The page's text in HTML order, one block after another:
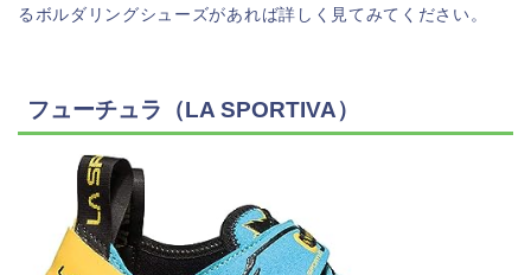
るボルダリングシューズがあれば詳しく見てみてください。
フューチュラ（LA SPORTIVA）